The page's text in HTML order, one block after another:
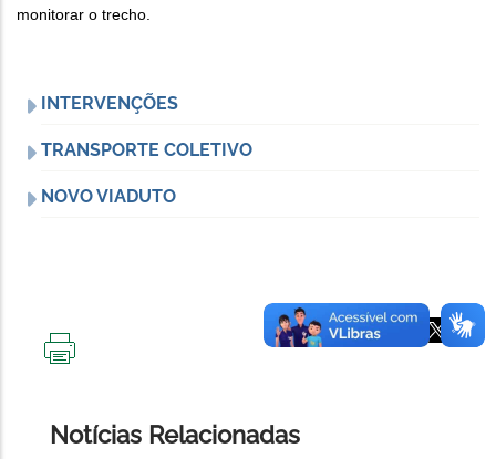
monitorar o trecho.
INTERVENÇÕES
TRANSPORTE COLETIVO
NOVO VIADUTO
Notícias Relacionadas